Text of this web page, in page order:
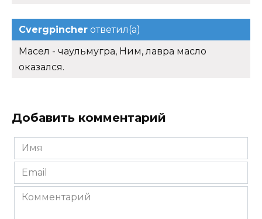
Cvergpincher ответил(а)
Масел - чаульмугра, Ним, лавра масло
оказался.
Добавить комментарий
Имя
*
Email
*
Комментарий